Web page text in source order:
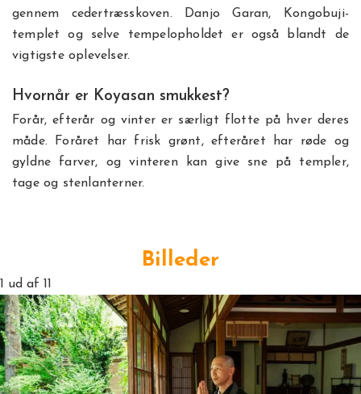
gennem cedertræsskoven. Danjo Garan, Kongobuji-
templet og selve tempelopholdet er også blandt de
vigtigste oplevelser.
Hvornår er Koyasan smukkest?
Forår, efterår og vinter er særligt flotte på hver deres
måde. Foråret har frisk grønt, efteråret har røde og
gyldne farver, og vinteren kan give sne på templer,
tage og stenlanterner.
Billeder
1 ud af 11